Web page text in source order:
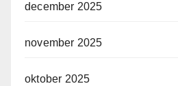
december 2025
november 2025
oktober 2025